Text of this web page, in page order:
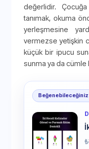
değerlidir.
tanımak, okuma
yerleşmesine
vermezse yetişkin
küçük bir ipucu
sunma ya da cümle
₺